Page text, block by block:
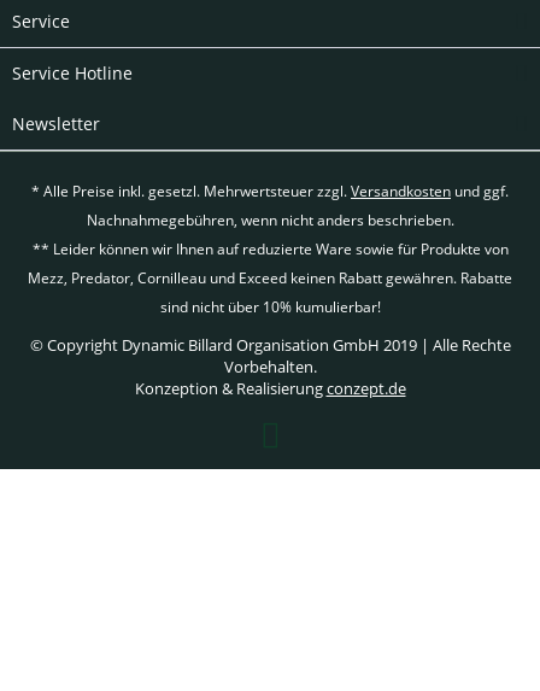
Service
Service Hotline
Newsletter
* Alle Preise inkl. gesetzl. Mehrwertsteuer zzgl.Versandkosten und ggf.
Nachnahmegebühren, wenn nicht anders beschrieben.
** Leider können wir Ihnen auf reduzierte Ware sowie für Produkte von
Mezz, Predator, Cornilleau und Exceed keinen Rabatt gewähren. Rabatte
sind nicht über 10% kumulierbar!
© Copyright Dynamic Billard Organisation GmbH 2019 | Alle Rechte
Vorbehalten.
Konzeption & Realisierungconzept.de